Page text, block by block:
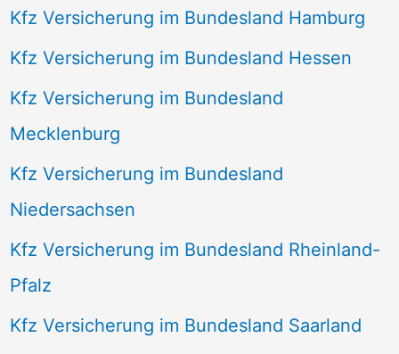
Kfz Versicherung im Bundesland Hamburg
Kfz Versicherung im Bundesland Hessen
Kfz Versicherung im Bundesland
Mecklenburg
Kfz Versicherung im Bundesland
Niedersachsen
Kfz Versicherung im Bundesland Rheinland-
Pfalz
Kfz Versicherung im Bundesland Saarland